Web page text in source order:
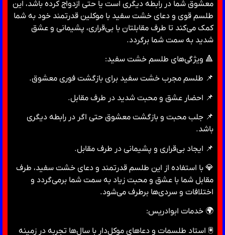
معشوق شما در رابطه دیگری است یا حتی ازدواج کرده باشد، این
طلسم قوی و دعای خشت سفید با موکلین قدرتمند خود به شما
کمک می‌کند تا طرف مقابلتان با بی‌قراری، پشیمانی و عشق
شدید به سمت شما برگردد.
🔺 ویژگی‌های طلسم خشت سفید:
📌 طلسم مجرب خشت سفید برای بازگشت فوری معشوق.
📌 احضار عشق و محبت شدید در طرف مقابل.
📌 جلب محبت و بازگشت معشوق حتی اگر در رابطه دیگری
باشد.
📌 ایجاد بی‌قراری و پشیمانی در طرف مقابل.
💎 با استفاده از این طلسم قدرتمند و دعای خشت سفید، طرف
مقابل شما با عشق و محبت زیاد به سمت شما برمی‌گردد و
اختلافات و سردی‌ها برطرف می‌شود.
🌍 خدمات ابوادریس:
🖲 استاد طلسمات و دعاهای موکل‌دار با سال‌ها تجربه در زمینه